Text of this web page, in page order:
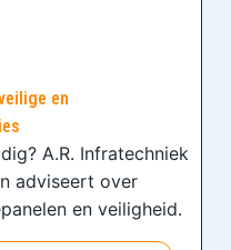
en
A.R. Infratechniek
adviseert over
en veiligheid.